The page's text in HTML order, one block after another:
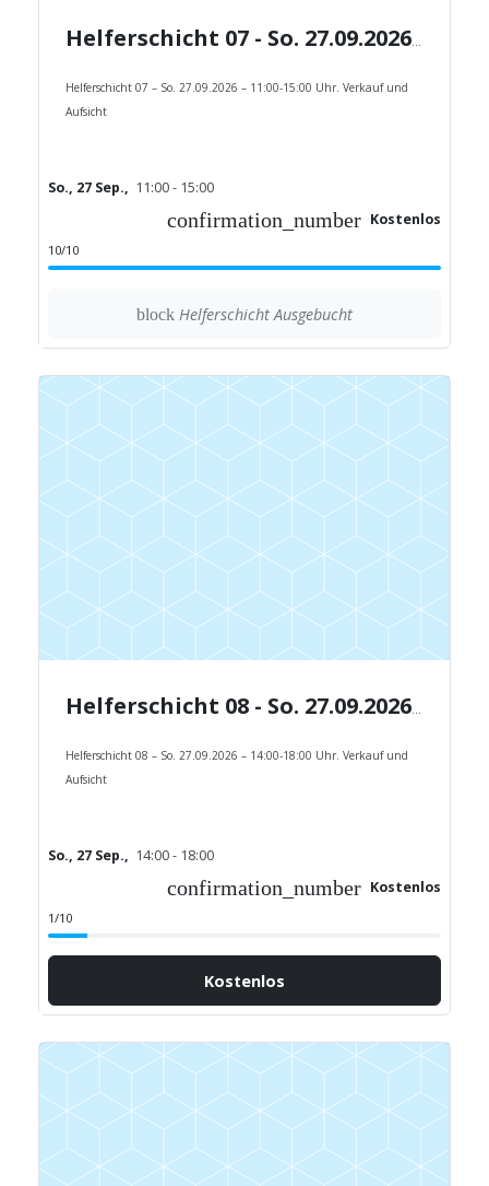
Helferschicht 07 – So. 27.09.2026 – 11:00-15:00 Uhr. Verkauf und
Aufsicht
So., 27 Sep., 11:00 - 15:00
confirmation_number Kostenlos
10/10
block Helferschicht Ausgebucht
Helferschicht 08 – So. 27.09.2026 – 14:00-18:00 Uhr. Verkauf und
Aufsicht
So., 27 Sep., 14:00 - 18:00
confirmation_number Kostenlos
1/10
Kostenlos